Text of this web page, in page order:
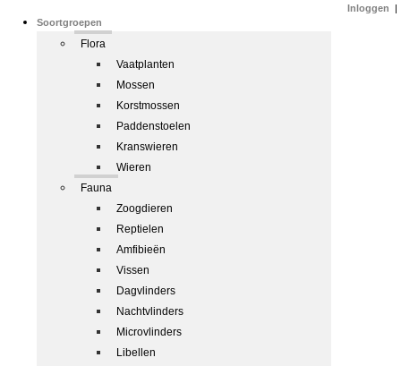
Soortgroepen
Flora
Vaatplanten
Mossen
Korstmossen
Paddenstoelen
Kranswieren
Wieren
Fauna
Zoogdieren
Reptielen
Amfibieën
Vissen
Dagvlinders
Nachtvlinders
Microvlinders
Libellen
Inloggen |